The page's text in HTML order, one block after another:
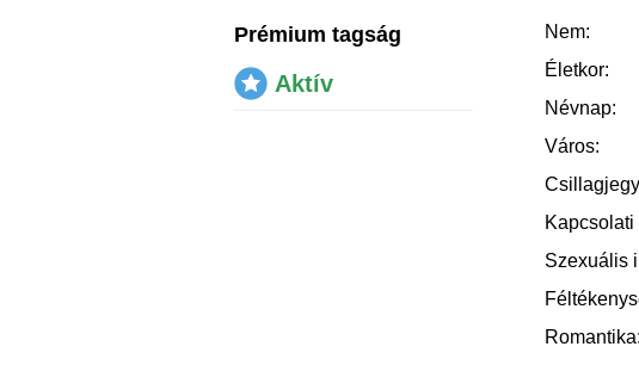
Nem:
Életkor:
Névnap:
Város:
Kapcsolati
Szexuális
Romantika:
Prémium tagság
Aktív